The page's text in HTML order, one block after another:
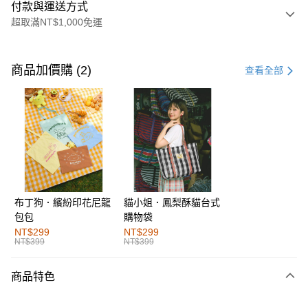
付款與運送方式
超取滿NT$1,000免運
信用卡一次付款
購物金
超商取貨付款
LINE Pay
街口支付
運送方式
全家取貨付款
每筆NT$60，滿NT$1,000(含以上)免運費
付款後全家取貨
商品加價購 (2) 查看全部
布丁狗．繽紛印花尼龍
包包
NT$299
NT$399
貓小姐．鳳梨酥貓台式
購物袋
NT$299
NT$399
商品特色